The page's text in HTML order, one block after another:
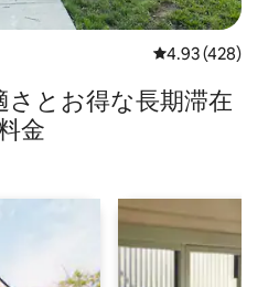
レビュー428
4.93 (428)
とお⁠得⁠な長⁠期⁠滞⁠在
金